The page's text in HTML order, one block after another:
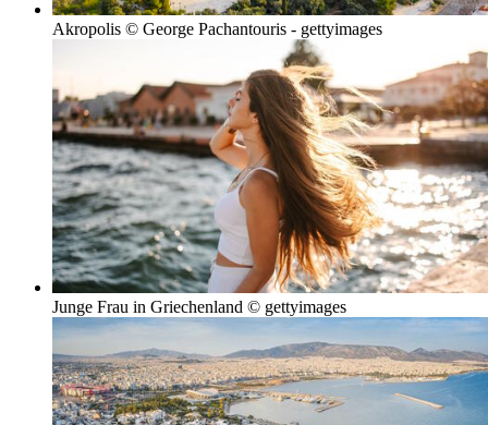
Akropolis © George Pachantouris - gettyimages
Junge Frau in Griechenland © gettyimages